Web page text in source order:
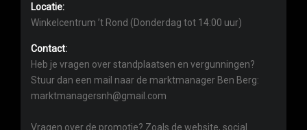
Locatie:
Winkelcentrum ’t Rond (Donderdag tot 14:00 uur)
Contact:
Heb je vragen over standplaatsen en vergunningen?
Stuur dan een mail naar de marktmanager Ben Berg:
marktmanagersnh@gmail.com
Vragen over de promotie? Zoals de website, social